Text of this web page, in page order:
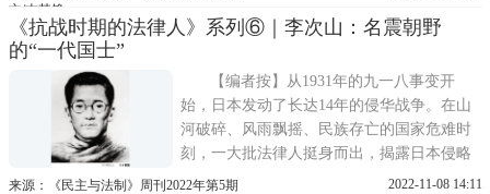
惜以生命为代价，捍卫法律和民族的尊
们以法律为武器，秉公执
文/古其铮
《抗战时期的法律人》系列⑥｜李次山：名震朝野
的“一代国士”
【编者按】从1931年的九一八事变开
始，日本发动了长达14年的侵华战争。在山
河破碎、风雨飘摇、民族存亡的国家危难时
刻，一大批法律人挺身而出，揭露日本侵略
野心，营救爱国志士，严惩汉奸敌伪，积极
来源：《民主与法制》周刊2022年第5期
2022-11-08 14:11